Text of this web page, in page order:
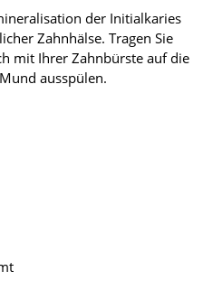
der Initialkaries
Zahnhälse. Tragen Sie
mit Ihrer Zahnbürste auf die
ausspülen.